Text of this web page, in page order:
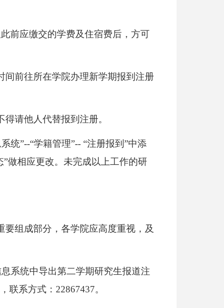
前应缴交的学费及住宿费后，方可
间前往所在学院办理新学期报到注册
请他人代替报到注册。
统”--“学籍管理”-- “注册报到”中添
做相应更改。未完成以上工作的研
组成部分，各学院应高度重视，及
系统中导出第二学期研究生报道注
联系方式： 22867437。